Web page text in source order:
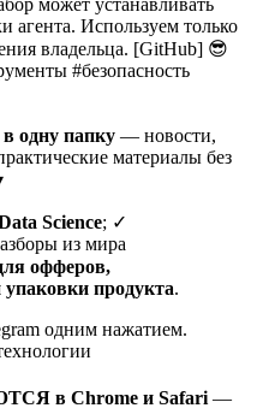
агента. Используем только
владельца. [GitHub] 😎
#безопасность
папку — новости,
материалы без
Science; ✓
из мира
офферов,
упаковки продукта.
одним нажатием.
в Chrome и Safari —